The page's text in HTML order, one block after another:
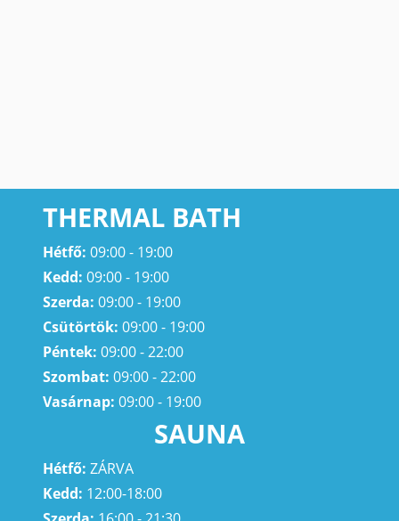
THERMAL BATH
Hétfő: 09:00 - 19:00
Kedd: 09:00 - 19:00
Szerda: 09:00 - 19:00
Csütörtök: 09:00 - 19:00
Péntek: 09:00 - 22:00
Szombat: 09:00 - 22:00
Vasárnap: 09:00 - 19:00
SAUNA
Hétfő: ZÁRVA
Kedd: 12:00-18:00